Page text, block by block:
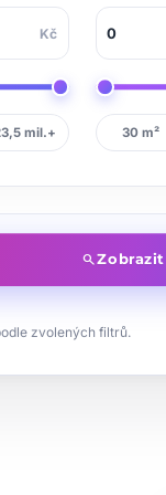
Kč
mil.+ 30 m²
search
zvolených filtrů.